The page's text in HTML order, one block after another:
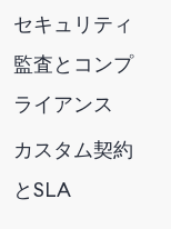
セキュリティ
監査とコンプ
ライアンス
カスタム契約
とSLA